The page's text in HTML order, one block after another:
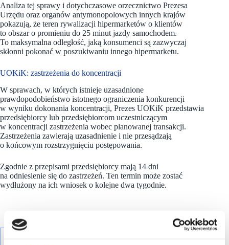
Analiza tej sprawy i dotychczasowe orzecznictwo Prezesa
Urzędu oraz organów antymonopolowych innych krajów
pokazują, że teren rywalizacji hipermarketów o klientów
to obszar o promieniu do 25 minut jazdy samochodem.
To maksymalna odległość, jaką konsumenci są zazwyczaj
skłonni pokonać w poszukiwaniu innego hipermarketu.
UOKiK: zastrzeżenia do koncentracji
W sprawach, w których istnieje uzasadnione
prawdopodobieństwo istotnego ograniczenia konkurencji
w wyniku dokonania koncentracji, Prezes UOKiK przedstawia
przedsiębiorcy lub przedsiębiorcom uczestniczącym
w koncentracji zastrzeżenia wobec planowanej transakcji.
Zastrzeżenia zawierają uzasadnienie i nie przesądzają
o końcowym rozstrzygnięciu postępowania.
Zgodnie z przepisami przedsiębiorcy mają 14 dni
na odniesienie się do zastrzeżeń. Ten termin może zostać
wydłużony na ich wniosek o kolejne dwa tygodnie.